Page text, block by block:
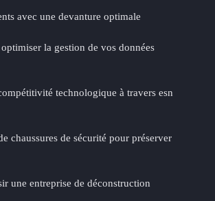
avec une devanture optimale
la gestion de vos données
technologique à travers esn
chaussures de sécurité pour préserver
une entreprise de déconstruction